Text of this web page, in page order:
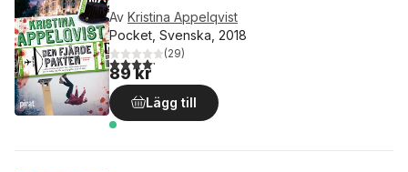
Av Kristina Appelqvist
Pocket, Svenska, 2018
4,2utav 5 stjärnor. Totalt antal röster:
(29)
89 kr
Lägg till